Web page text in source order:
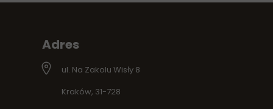
Adres
ul. Na Zakolu Wisły 8
Kraków, 31-728